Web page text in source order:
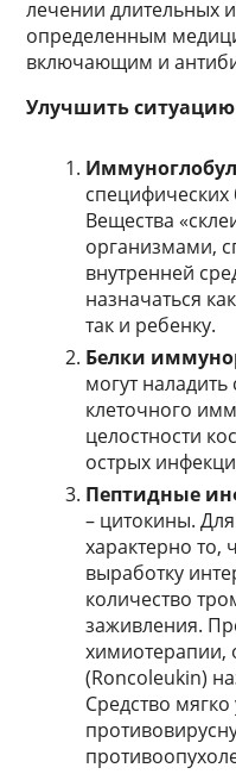
лечении длительных
определенным
включающим и
Улучшить ситуацию
Вещества
организмами,
внутренней
назначаться
так и ребенку.
Белки
могут
клеточного
целостности
острых
Пептидные
– цитокины.
характерно то,
выработку
количество
заживления.
химиотерапии,
(Roncoleukin)
Средство мягко